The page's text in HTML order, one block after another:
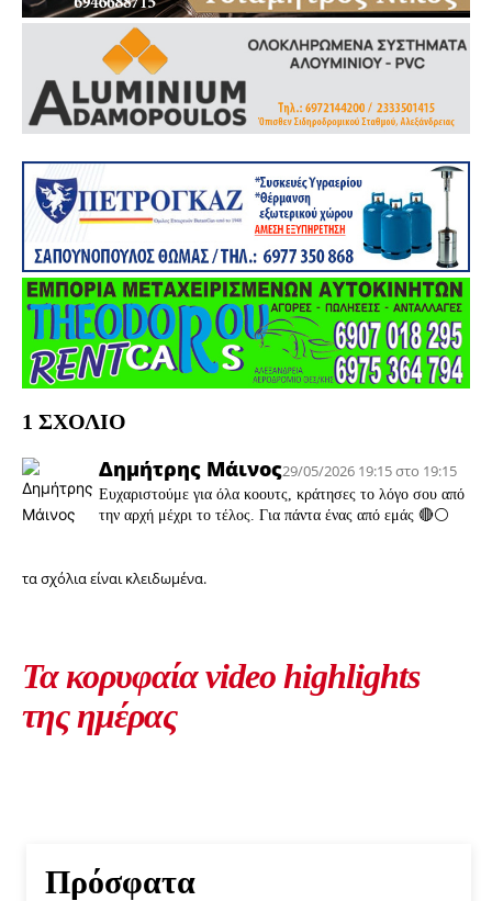
1 ΣΧΟΛΙΟ
Δημήτρης Μάινος29/05/2026 19:15 στο 19:15
Ευχαριστούμε για όλα κοουτς, κράτησες το λόγο σου από
την αρχή μέχρι το τέλος. Για πάντα ένας από εμάς 🔴⚪️
τα σχόλια είναι κλειδωμένα.
Τα κορυφαία video highlights
της ημέρας
Πρόσφατα